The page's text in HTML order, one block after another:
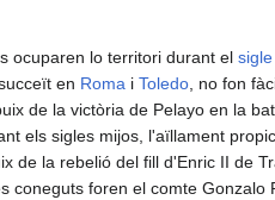
ocuparen lo territori durant el sigle
en Roma i Toledo, no fon
de la victòria de Pelayo en la
els sigles mijos, l'aïllament
de la rebelió del fill d'Enric II de
coneguts foren el comte Gonzalo